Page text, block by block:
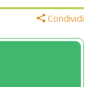
Condividi